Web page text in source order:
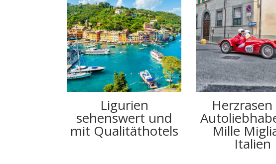
Ligurien
sehenswert und
mit Qualitäthotels Mille
Italien